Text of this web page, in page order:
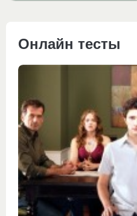
Онлайн тесты